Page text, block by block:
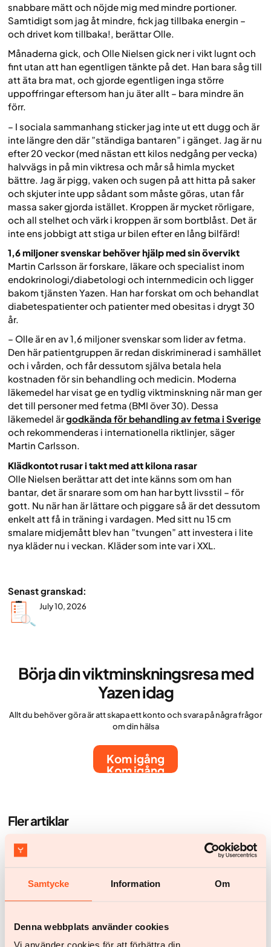
Samtycke Information Om
Denna webbplats använder cookies
snabbare mätt och nöjde mig med mindre portioner.
Samtidigt som jag åt mindre, fick jag tillbaka energin –
och drivet kom tillbaka!, berättar Olle.
Månaderna gick, och Olle Nielsen gick ner i vikt lugnt och
fint utan att han egentligen tänkte på det. Han bara såg till
att äta bra mat, och gjorde egentligen inga större
uppoffringar eftersom han ju äter allt – bara mindre än
förr.
– I sociala sammanhang sticker jag inte ut ett dugg och är
inte längre den där ”ständiga bantaren” i gänget. Jag är nu
efter 20 veckor (med nästan ett kilos nedgång per vecka)
halvvägs in på min viktresa och mår så himla mycket
bättre. Jag är pigg, vaken och sugen på att hitta på saker
och skjuter inte upp sådant som måste göras, utan får
massa saker gjorda istället. Kroppen är mycket rörligare,
och all stelhet och värk i kroppen är som bortblåst. Det är
inte ens jobbigt att stiga ur bilen efter en lång bilfärd!
1,6 miljoner svenskar behöver hjälp med sin övervikt
Martin Carlsson är forskare, läkare och specialist inom
endokrinologi/diabetologi och internmedicin och ligger
bakom tjänsten Yazen. Han har forskat om och behandlat
diabetespatienter och patienter med obesitas i drygt 30
år.
– Olle är en av 1,6 miljoner svenskar som lider av fetma.
Den här patientgruppen är redan diskriminerad i samhället
och i vården, och får dessutom själva betala hela
kostnaden för sin behandling och medicin. Moderna
läkemedel har visat ge en tydlig viktminskning när man ger
det till personer med fetma (BMI över 30). Dessa
läkemedel ärgodkända för behandling av fetma i Sverige
och rekommenderas i internationella riktlinjer, säger
Martin Carlsson.
Klädkontot rusar i takt med att kilona rasar
Olle Nielsen berättar att det inte känns som om han
bantar, det är snarare som om han har bytt livsstil – för
gott. Nu när han är lättare och piggare så är det dessutom
enkelt att få in träning i vardagen. Med sitt nu 15 cm
smalare midjemått blev han ”tvungen” att investera i lite
nya kläder nu i veckan. Kläder som inte var i XXL.
Senast granskad:
July 10, 2026
Börja din viktminskningsresa med
Yazen idag
Allt du behöver göra är att skapa ett konto och svara på några frågor
om din hälsa
Kom igång
Kom igång
Fler artiklar